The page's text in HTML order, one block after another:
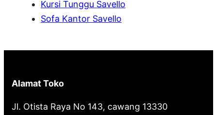
Kursi Tunggu Savello
Sofa Kantor Savello
Alamat Toko
Jl. Otista Raya No 143, cawang 13330